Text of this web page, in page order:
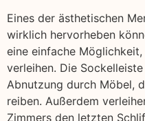
Eines der ästhetischen
wirklich hervorheben
eine einfache
verleihen. Die
Abnutzung durch Möbel,
reiben. Außerdem
Zimmers den letzten